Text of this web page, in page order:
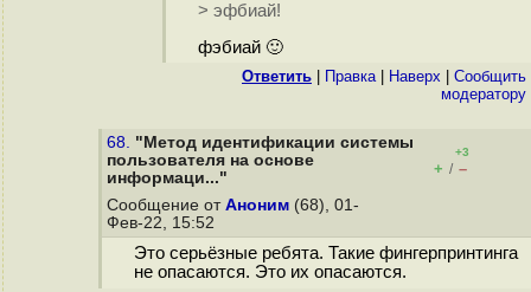
> эфбиай!
фэбиай 🙂
Ответить Правка| Наверх
Cообщить
модератору
68. "Метод идентификации системы
пользователя на основе
информаци..."
+3
+ / –
Сообщение от Аноним (68), 01-
Фев-22, 15:52
Это серьёзные ребята. Такие фингерпринтинга
не опасаются. Это их опасаются.